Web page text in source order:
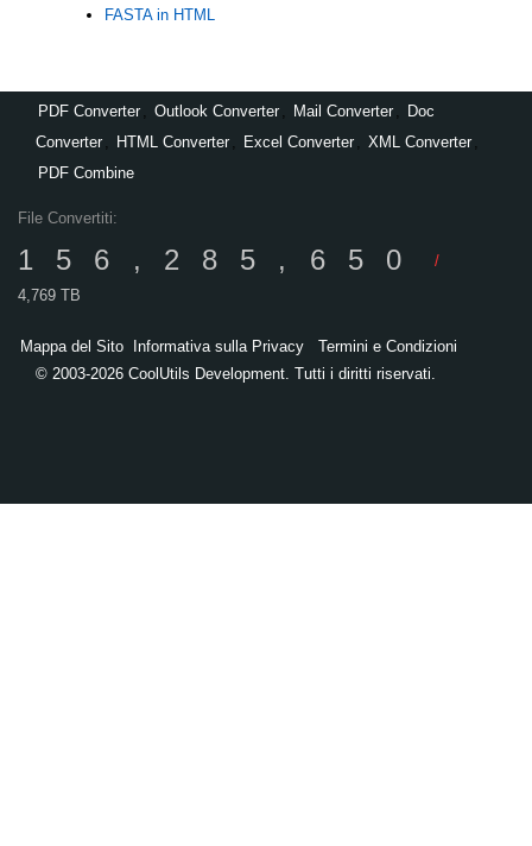
FASTA in HTML
PDF Converter Outlook Converter Mail Converter
Doc
Converter
HTML Converter Excel Converter XML Converter
PDF Combine
File Convertiti:
156,285,650
/
4,769 TB
Mappa del Sito Informativa sulla Privacy
Termini e Condizioni
© 2003-2026 CoolUtils Development. Tutti i diritti riservati.